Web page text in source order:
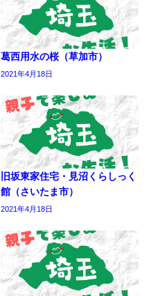
葛西用水の桜（草加市）
2021年4月18日
旧坂東家住宅・見沼くらしっく
館（さいたま市）
2021年4月18日